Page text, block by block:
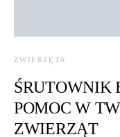
ZWIERZĘTA
ŚRUTOWNIK
POMOC W
ZWIERZĄT